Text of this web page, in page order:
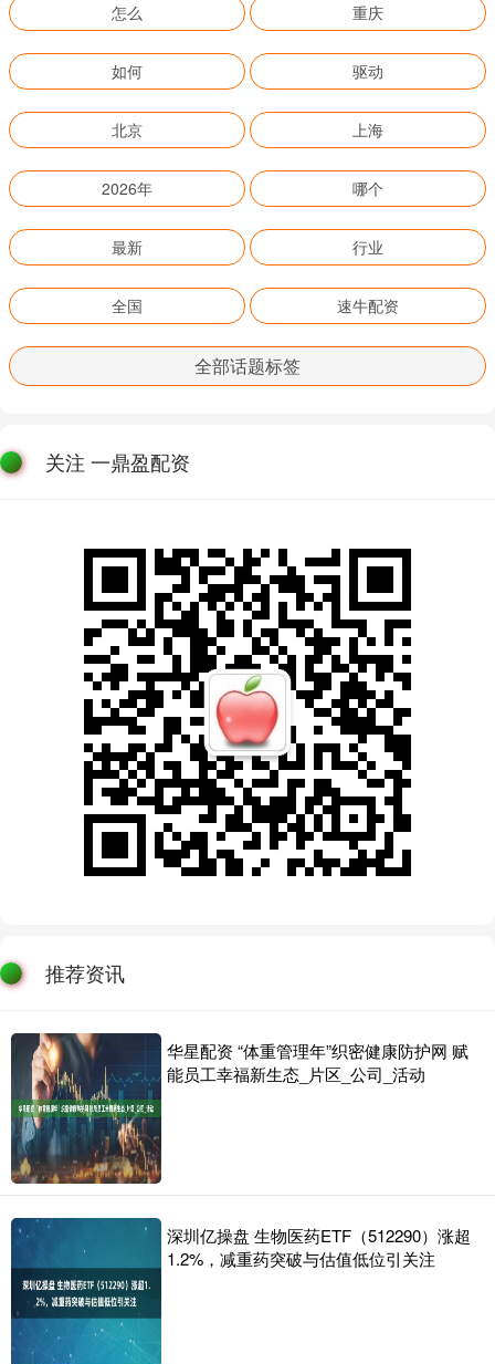
怎么 重庆
如何 驱动
北京 上海
2026年 哪个
最新 行业
全国 速牛配资
全部话题标签
关注 一鼎盈配资
推荐资讯
华星配资 “体重管理年”织密健康防护网 赋
能员工幸福新生态_片区_公司_活动
深圳亿操盘 生物医药ETF（512290）涨超
1.2%，减重药突破与估值低位引关注